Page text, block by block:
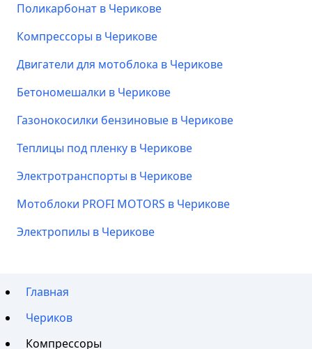
Поликарбонат в Черикове
Компрессоры в Черикове
Двигатели для мотоблока в Черикове
Бетономешалки в Черикове
Газонокосилки бензиновые в Черикове
Теплицы под пленку в Черикове
Электротранспорты в Черикове
Мотоблоки PROFI MOTORS в Черикове
Электропилы в Черикове
Главная
Чериков
Компрессоры